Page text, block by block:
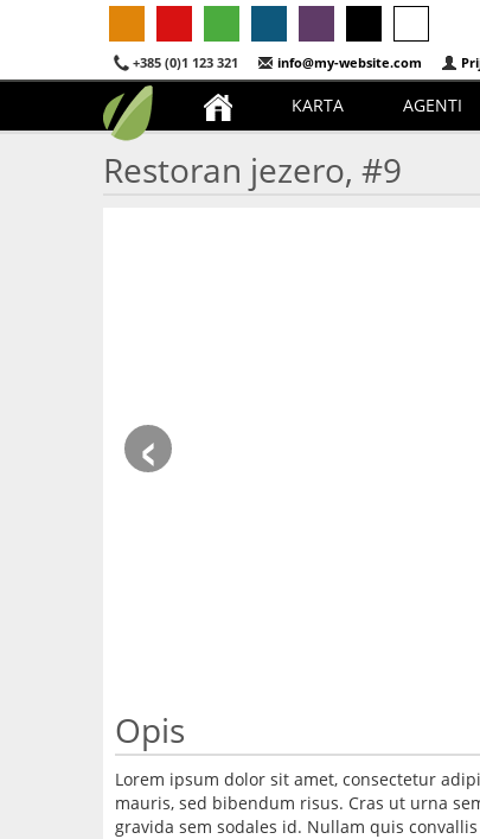
+385 (0)1 123 321 info@my-website.com
KARTA AGENTI
Restoran jezero, #9
‹
Opis
Lorem ipsum dolor sit amet, consectetur
mauris, sed bibendum risus. Cras ut urna
gravida sem sodales id. Nullam quis